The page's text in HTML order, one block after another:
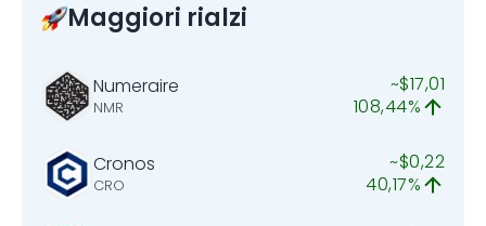
Maggiori rialzi
Numeraire
NMR
~$17,01
108,44%
Cronos
CRO
~$0,22
40,17%